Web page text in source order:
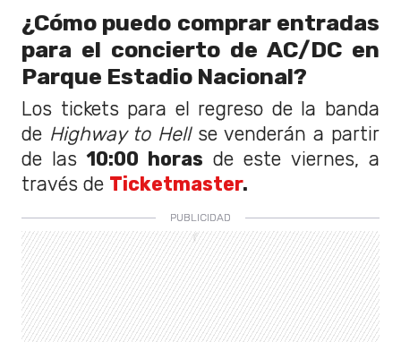
¿Cómo puedo comprar entradas
para el concierto de AC/DC en
Parque Estadio Nacional?
Los tickets para el regreso de la banda
de Highway to Hellse venderán a partir
de las 10:00 horas de este viernes, a
través de Ticketmaster.